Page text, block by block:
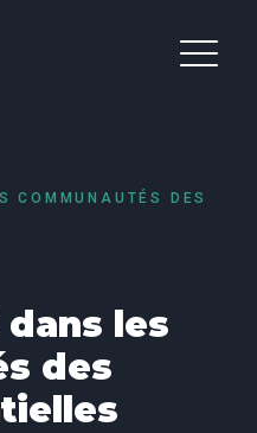
COMMUNAUTÉS DES
les
des